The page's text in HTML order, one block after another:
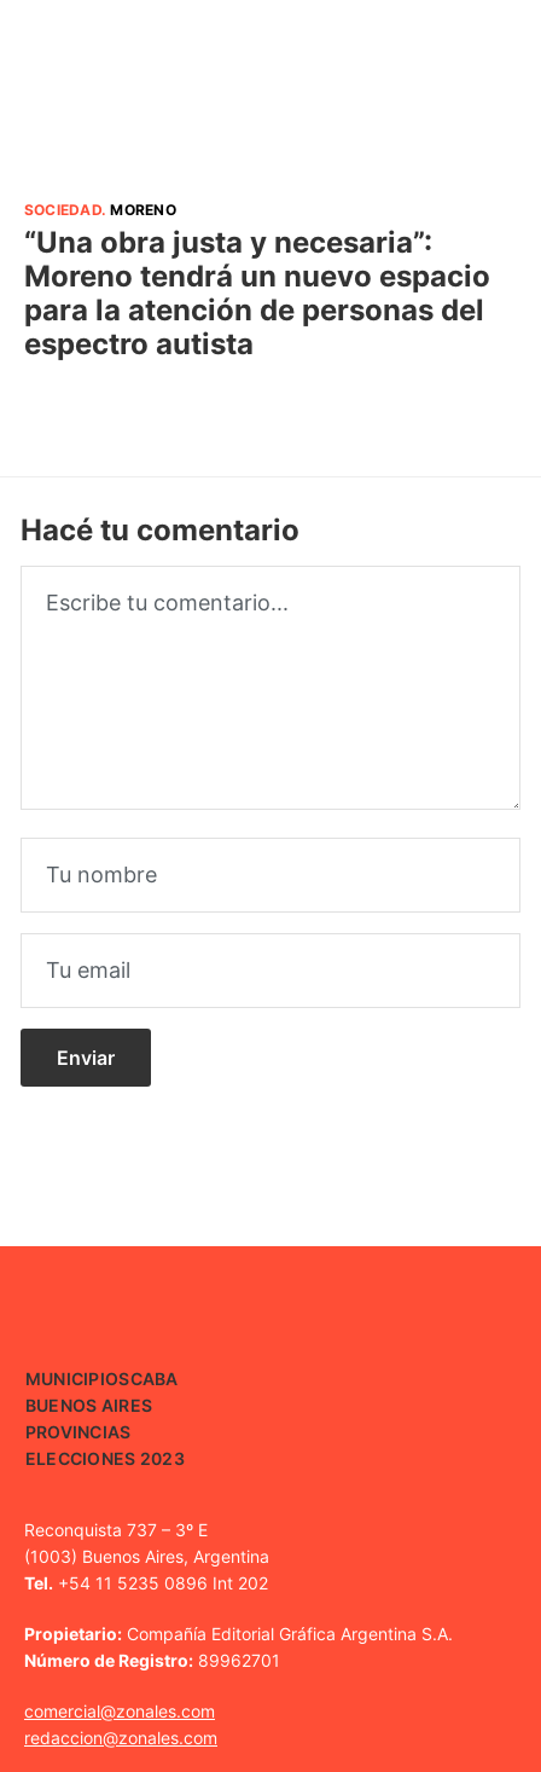
SOCIEDAD.MORENO
“Una obra justa y necesaria”:
Moreno tendrá un nuevo espacio
para la atención de personas del
espectro autista
Hacé tu comentario
MUNICIPIOSCABA
BUENOS AIRES
PROVINCIAS
ELECCIONES 2023
Reconquista 737 – 3º E
(1003) Buenos Aires, Argentina
Tel. +54 11 5235 0896 Int 202
Propietario: Compañía Editorial Gráfica Argentina S.A.
Número de Registro: 89962701
comercial@zonales.com
redaccion@zonales.com